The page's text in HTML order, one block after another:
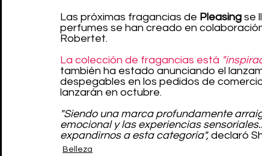
Las próximas fragancias de Pleasing se
perfumes se han creado en
Robertet.
La colección de fragancias está
también ha estado anunciando el
despegables en los pedidos de
lanzarán en octubre.
"Siendo una marca profundamente
emocional y las experiencias
expandirnos a esta categoría", declaró
Belleza